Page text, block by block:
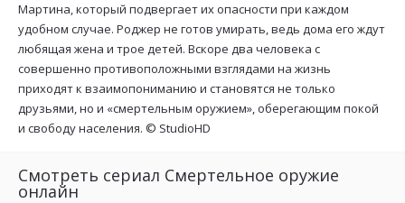
Мартина, который подвергает их опасности при каждом
удобном случае. Роджер не готов умирать, ведь дома его ждут
любящая жена и трое детей. Вскоре два человека с
совершенно противоположными взглядами на жизнь
приходят к взаимопониманию и становятся не только
друзьями, но и «смертельным оружием», оберегающим покой
и свободу населения. © StudioHD
Смотреть сериал Смертельное оружие
онлайн